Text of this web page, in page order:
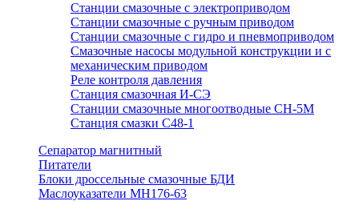
Станции смазочные с электроприводом
Станции смазочные с ручным приводом
Станции смазочные с гидро и пневмоприводом
Смазочные насосы модульной конструкции и с
механическим приводом
Реле контроля давления
Станция смазочная И-СЭ
Станции смазочные многоотводные СН-5М
Станция смазки С48-1
Сепаратор магнитный
Питатели
Блоки дроссельные смазочные БДИ
Маслоуказатели МН176-63